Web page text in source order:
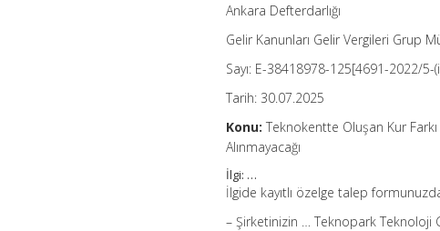
Ankara Defterdarlığı
Gelir Kanunları Gelir Vergileri Grup
Sayı: E-38418978-125[4691-2022/5-
Tarih: 30.07.2025
Konu: Teknokentte Oluşan Kur Farkı
Alınmayacağı
İlgi: …
İlgide kayıtlı özelge talep
– Şirketinizin … Teknopark Teknoloji